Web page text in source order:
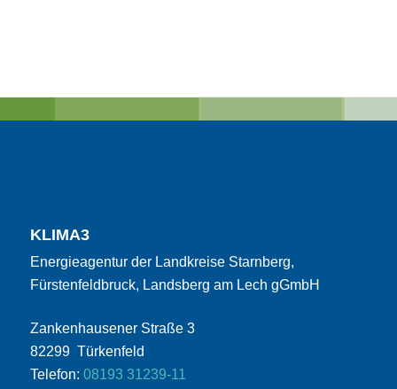
KLIMA3
Energieagentur der Landkreise Starnberg,
Fürstenfeldbruck, Landsberg am Lech gGmbH
Zankenhausener Straße 3
82299 Türkenfeld
Telefon: 08193 31239-11